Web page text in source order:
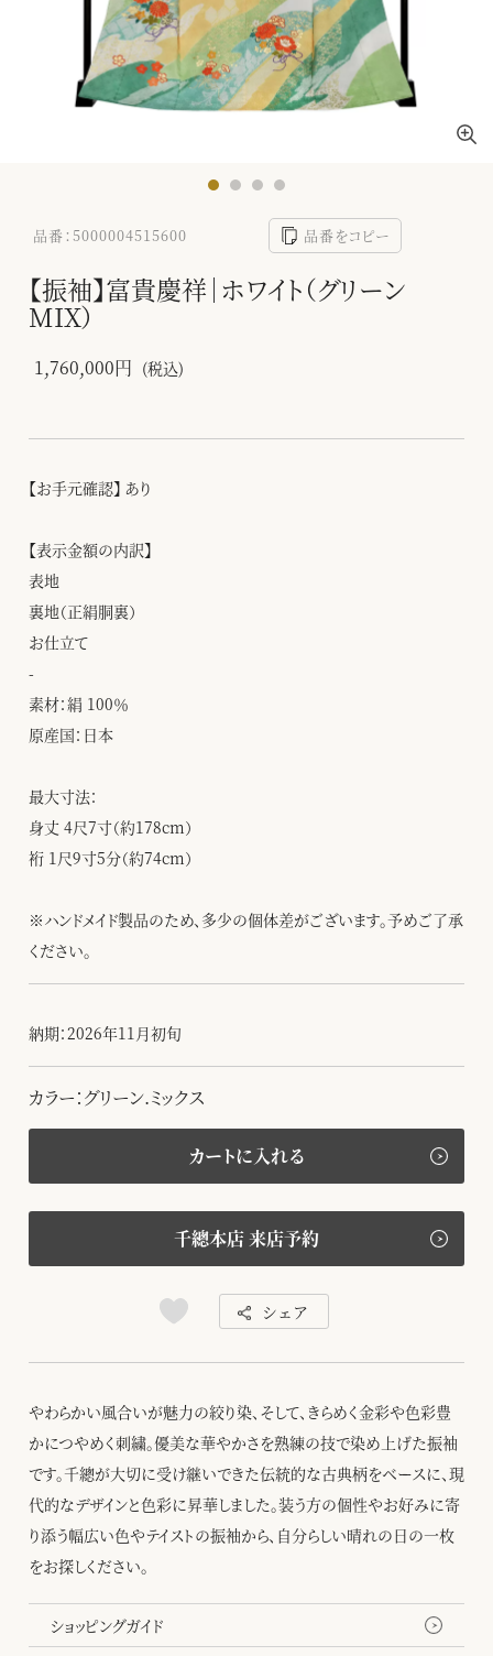
品番：5000004515600 品番をコピー
【振袖】富貴慶祥｜ホワイト（グリーン
MIX）
1,760,000円 (税込)
【お手元確認】 あり
【表示金額の内訳】
表地
裏地（正絹胴裏）
お仕立て
-
素材：絹 100％
原産国：日本
最大寸法：
身丈 4尺7寸（約178cm）
裄 1尺9寸5分（約74cm）
※ハンドメイド製品のため、多少の個体差がございます。予めご了承
ください。
納期：2026年11月初旬
カラー：グリーン.ミックス
カートに入れる
千總本店 来店予約
シェア
やわらかい風合いが魅力の絞り染、そして、きらめく金彩や色彩豊
かにつやめく刺繍。優美な華やかさを熟練の技で染め上げた振袖
です。千總が大切に受け継いできた伝統的な古典柄をベースに、現
代的なデザインと色彩に昇華しました。装う方の個性やお好みに寄
り添う幅広い色やテイストの振袖から、自分らしい晴れの日の一枚
をお探しください。
ショッピングガイド